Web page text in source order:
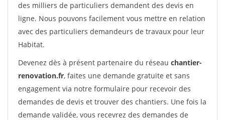
des milliers de particuliers demandent des devis en
ligne. Nous pouvons facilement vous mettre en relation
avec des particuliers demandeurs de travaux pour leur
Habitat.
Devenez dès à présent partenaire du réseau chantier-
renovation.fr, faites une demande gratuite et sans
engagement via notre formulaire pour recevoir des
demandes de devis et trouver des chantiers. Une fois la
demande validée, vous recevrez des demandes de